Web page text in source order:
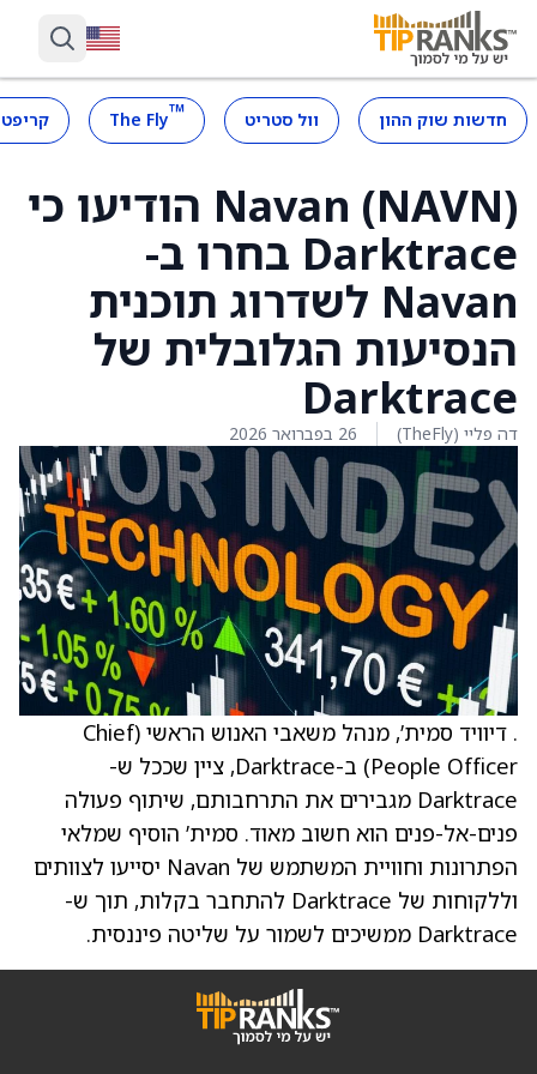
חדשות שוק ההון וול סטריט ™
The Fly
Navan (NAVN) הודיעו כי
Darktrace בחרו ב-
Navan לשדרוג תוכנית
הנסיעות הגלובלית של
Darktrace
דה פליי (TheFly) 26 בפברואר 2026
. דיוויד סמית’, מנהל משאבי האנוש הראשי (Chief
People Officer) ב-Darktrace, ציין שככל ש-
Darktrace מגבירים את התרחבותם, שיתוף פעולה
פנים-אל-פנים הוא חשוב מאוד. סמית’ הוסיף שמלאי
הפתרונות וחוויית המשתמש של Navan יסייעו לצוותים
וללקוחות של Darktrace להתחבר בקלות, תוך ש-
Darktrace ממשיכים לשמור על שליטה פיננסית.